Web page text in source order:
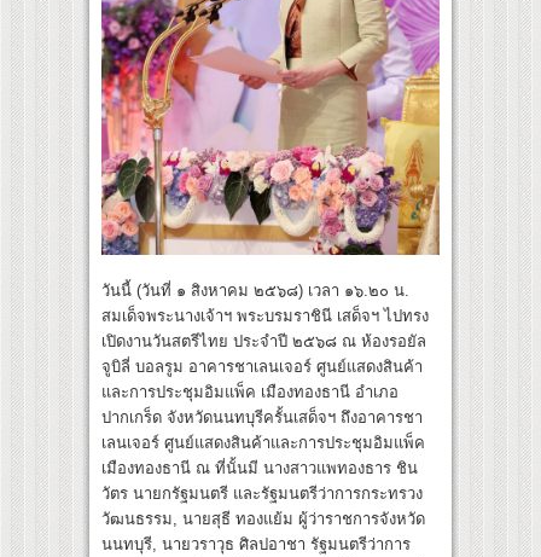
วันนี้ (วันที่ ๑ สิงหาคม ๒๕๖๘) เวลา ๑๖.๒๐ น.
สมเด็จพระนางเจ้าฯ พระบรมราชินี เสด็จฯ ไปทรง
เปิดงานวันสตรีไทย ประจำปี ๒๕๖๘ ณ ห้องรอยัล
จูบิลี่ บอลรูม อาคารชาเลนเจอร์ ศูนย์แสดงสินค้า
และการประชุมอิมแพ็ค เมืองทองธานี อำเภอ
ปากเกร็ด จังหวัดนนทบุรีครั้นเสด็จฯ ถึงอาคารชา
เลนเจอร์ ศูนย์แสดงสินค้าและการประชุมอิมแพ็ค
เมืองทองธานี ณ ที่นั้นมี นางสาวแพทองธาร ชิน
วัตร นายกรัฐมนตรี และรัฐมนตรีว่าการกระทรวง
วัฒนธรรม, นายสุธี ทองแย้ม ผู้ว่าราชการจังหวัด
นนทบุรี, นายวราวุธ ศิลปอาชา รัฐมนตรีว่าการ